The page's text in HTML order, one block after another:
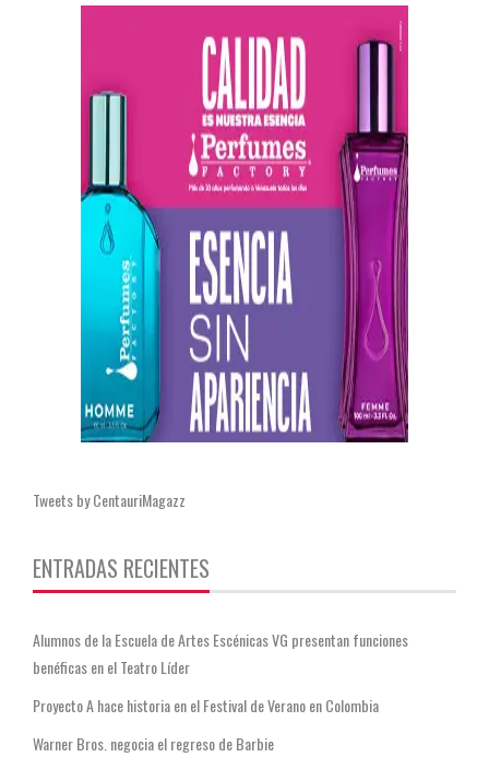
Tweets by CentauriMagazz
ENTRADAS RECIENTES
Alumnos de la Escuela de Artes Escénicas VG presentan funciones
benéficas en el Teatro Líder
Proyecto A hace historia en el Festival de Verano en Colombia
Warner Bros. negocia el regreso de Barbie